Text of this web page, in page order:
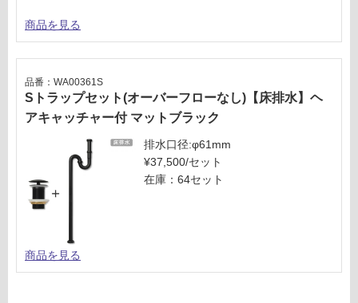
商品を見る
Sトラップセット(オーバーフローなし)【床排水】ヘ
アキャッチャー付 マットブラック
品番：WA00361S
排水口径:φ61mm
¥37,500/セット
在庫：64セット
商品を見る